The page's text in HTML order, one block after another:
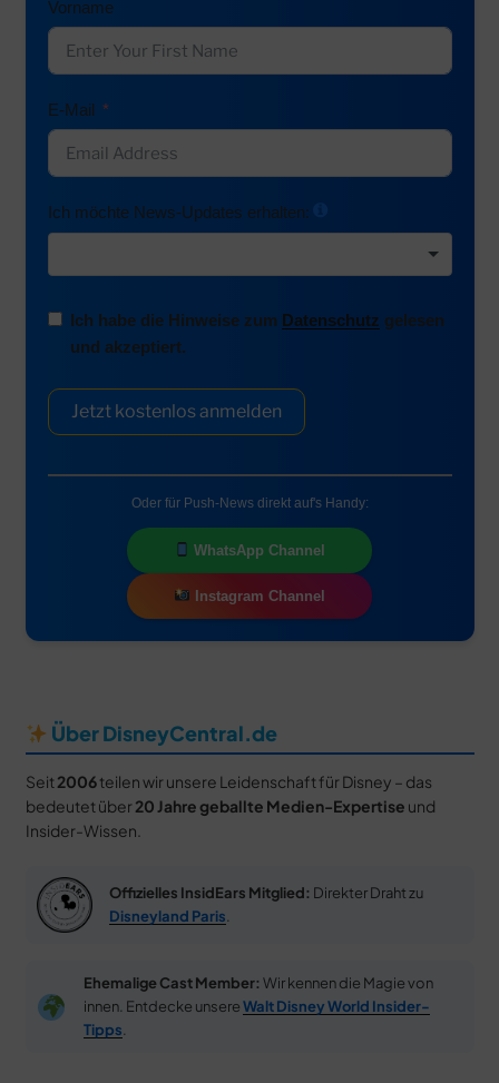
Vorname
E-Mail
Ich möchte News-Updates erhalten:
Ich habe die Hinweise zum Datenschutz gelesen
und akzeptiert.
Jetzt kostenlos anmelden
Oder für Push-News direkt auf's Handy:
WhatsApp Channel
Instagram Channel
Über DisneyCentral.de
Seit 2006teilen wir unsere Leidenschaft für Disney – das
bedeutet über 20 Jahre geballte Medien-Expertise und
Insider-Wissen.
Offizielles InsidEars Mitglied: Direkter Draht zu
Disneyland Paris.
Ehemalige Cast Member: Wir kennen die Magie von
innen. Entdecke unsereWalt Disney World Insider-
Tipps.